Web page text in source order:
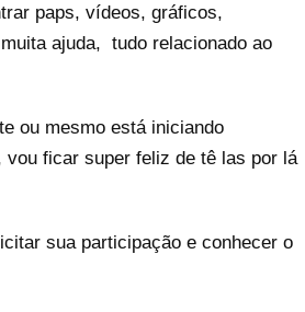
paps, vídeos, gráficos,
ajuda, tudo relacionado ao
ou mesmo está iniciando
vou ficar super feliz de tê las por lá
sua participação e conhecer o